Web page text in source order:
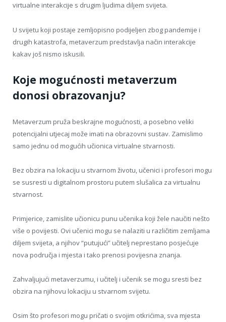
virtualne interakcije s drugim ljudima diljem svijeta.
U svijetu koji postaje zemljopisno podijeljen zbog pandemije i
drugih katastrofa, metaverzum predstavlja način interakcije
kakav još nismo iskusili.
Koje mogućnosti metaverzum
donosi obrazovanju?
Metaverzum pruža beskrajne mogućnosti, a posebno veliki
potencijalni utjecaj može imati na obrazovni sustav. Zamislimo
samo jednu od mogućih učionica virtualne stvarnosti.
Bez obzira na lokaciju u stvarnom životu, učenici i profesori mogu
se susresti u digitalnom prostoru putem slušalica za virtualnu
stvarnost.
Primjerice, zamislite učionicu punu učenika koji žele naučiti nešto
više o povijesti. Ovi učenici mogu se nalaziti u različitim zemljama
diljem svijeta, a njihov “putujući” učitelj neprestano posjećuje
nova područja i mjesta i tako prenosi povijesna znanja.
Zahvaljujući metaverzumu, i učitelj i učenik se mogu sresti bez
obzira na njihovu lokaciju u stvarnom svijetu.
Osim što profesori mogu pričati o svojim otkrićima, sva mjesta